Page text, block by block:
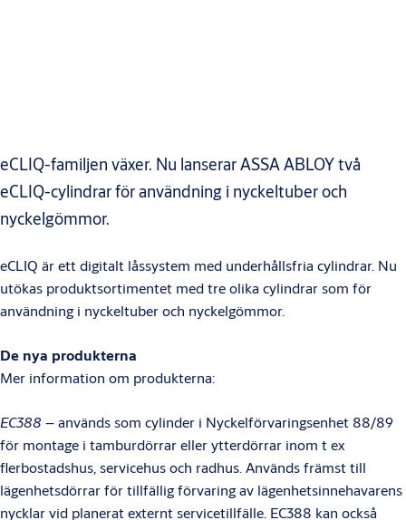
eCLIQ-familjen växer. Nu lanserar ASSA ABLOY två
eCLIQ-cylindrar för användning i nyckeltuber och
nyckelgömmor.
eCLIQ är ett digitalt låssystem med underhållsfria cylindrar. Nu
utökas produktsortimentet med tre olika cylindrar som för
användning i nyckeltuber och nyckelgömmor.
De nya produkterna
Mer information om produkterna:
EC388 – används som cylinder i Nyckelförvaringsenhet 88/89
för montage i tamburdörrar eller ytterdörrar inom t ex
flerbostadshus, servicehus och radhus. Används främst till
lägenhetsdörrar för tillfällig förvaring av lägenhetsinnehavarens
nycklar vid planerat externt servicetillfälle. EC388 kan också